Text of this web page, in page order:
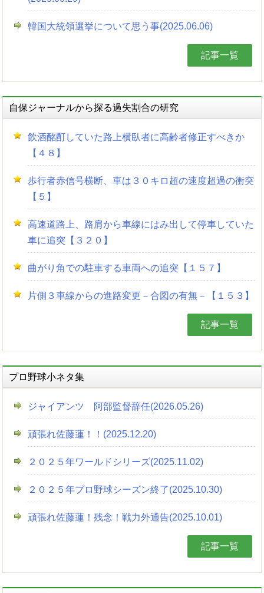
韓国大統領選挙について思う事(2025.06.06)
記事一覧
自保ジャーナルから探る過失割合の研究
飲酒酩酊していた路上横臥者に高齢者修正すべきか
【４８】
歩行者赤信号横断、車は３０キロ超の速度超過の衝突
【５】
高速道路上、路肩から車線にはみ出して停車していた
車に追突【３２０】
曲がり角での駐車する車両への追突【１５７】
片側３車線からの進路変更－合図の有無－【１５３】
記事一覧
プロ野球小ネタ集
ジャイアンツ 阿部監督辞任(2026.05.26)
頑張れ佐藤蓮！！(2025.12.20)
２０２５年ワールドシリーズ(2025.11.02)
２０２５年プロ野球シーズン終了(2025.10.30)
頑張れ佐藤蓮！残念！戦力外通告(2025.10.01)
記事一覧